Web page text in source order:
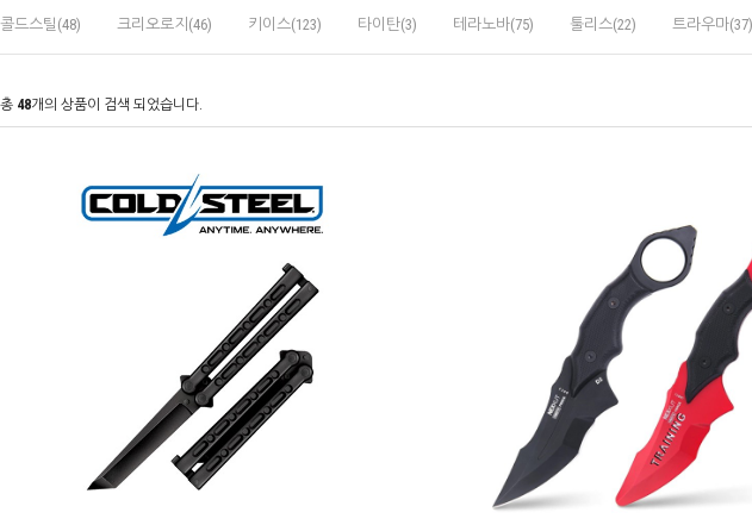
콜드스틸(48) 크리오로지(46) 키이스(123) 타이탄(3) 테라노바(75) 툴리스(22) 트라우마(37)
총 48개의 상품이 검색 되었습니다.